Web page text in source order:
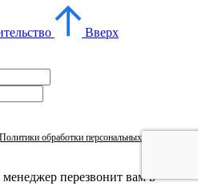
Вверх
Политики обработки персональных данных
перезвонит вам в